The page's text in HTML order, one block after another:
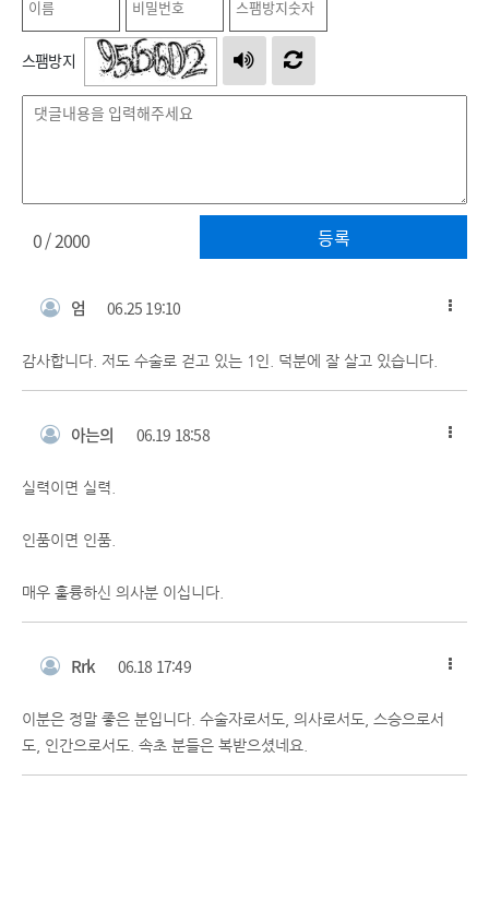
스팸방지
등록
0/ 2000
엄 06.25 19:10
감사합니다. 저도 수술로 걷고 있는 1인. 덕분에 잘 살고 있습니다.
아는의 06.19 18:58
실력이면 실력.
인품이면 인품.
매우 훌륭하신 의사분 이십니다.
Rrk 06.18 17:49
이분은 정말 좋은 분입니다. 수술자로서도, 의사로서도, 스승으로서
도, 인간으로서도. 속초 분들은 복받으셨네요.